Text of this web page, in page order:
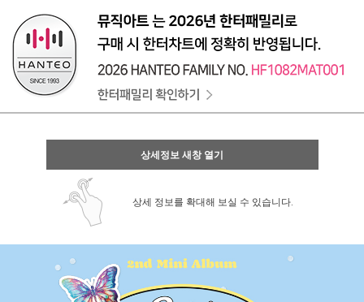
상세정보 새창 열기
상세 정보를 확대해 보실 수 있습니다.